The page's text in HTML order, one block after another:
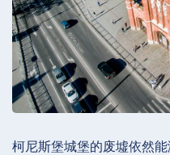
柯尼斯堡城堡的废墟依然